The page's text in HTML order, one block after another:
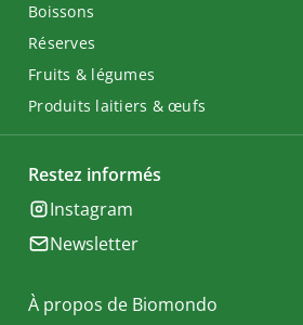
Boissons
Réserves
Fruits & légumes
Produits laitiers & œufs
Restez informés
Instagram
Newsletter
À propos de Biomondo